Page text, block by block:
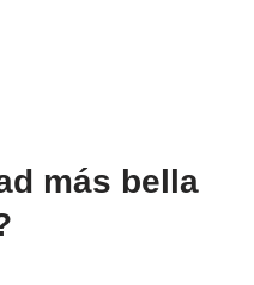
más bella